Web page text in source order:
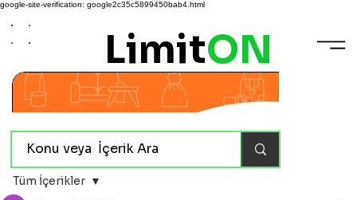
google-site-verification: google2c35c5899450bab4.html
LimitON
Tüm İçerikler